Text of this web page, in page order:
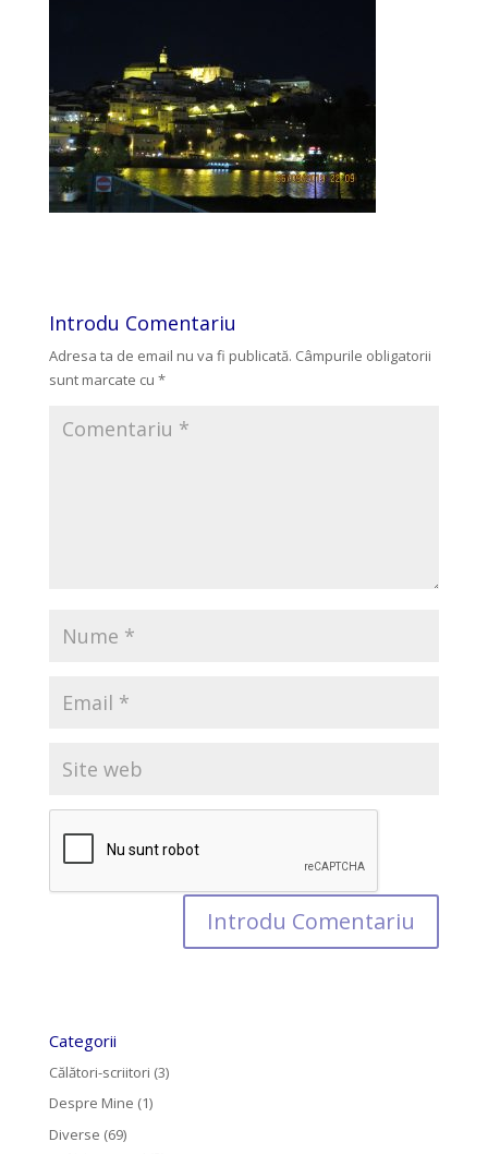
Introdu Comentariu
Adresa ta de email nu va fi publicată. Câmpurile obligatorii
sunt marcate cu *
Categorii
Călători-scriitori (3)
Despre Mine (1)
Diverse (69)